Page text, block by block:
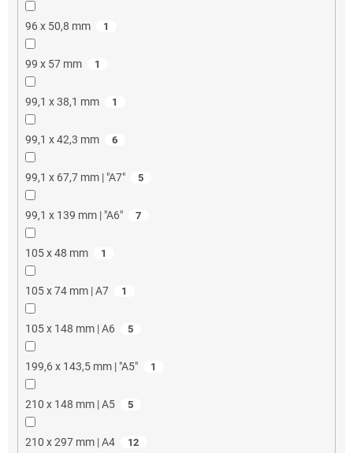
96 x 50,8 mm 1
99 x 57 mm 1
99,1 x 38,1 mm 1
99,1 x 42,3 mm 6
99,1 x 67,7 mm | "A7" 5
99,1 x 139 mm | "A6" 7
105 x 48 mm 1
105 x 74 mm | A7 1
105 x 148 mm | A6 5
199,6 x 143,5 mm | "A5" 1
210 x 148 mm | A5 5
210 x 297 mm | A4 12